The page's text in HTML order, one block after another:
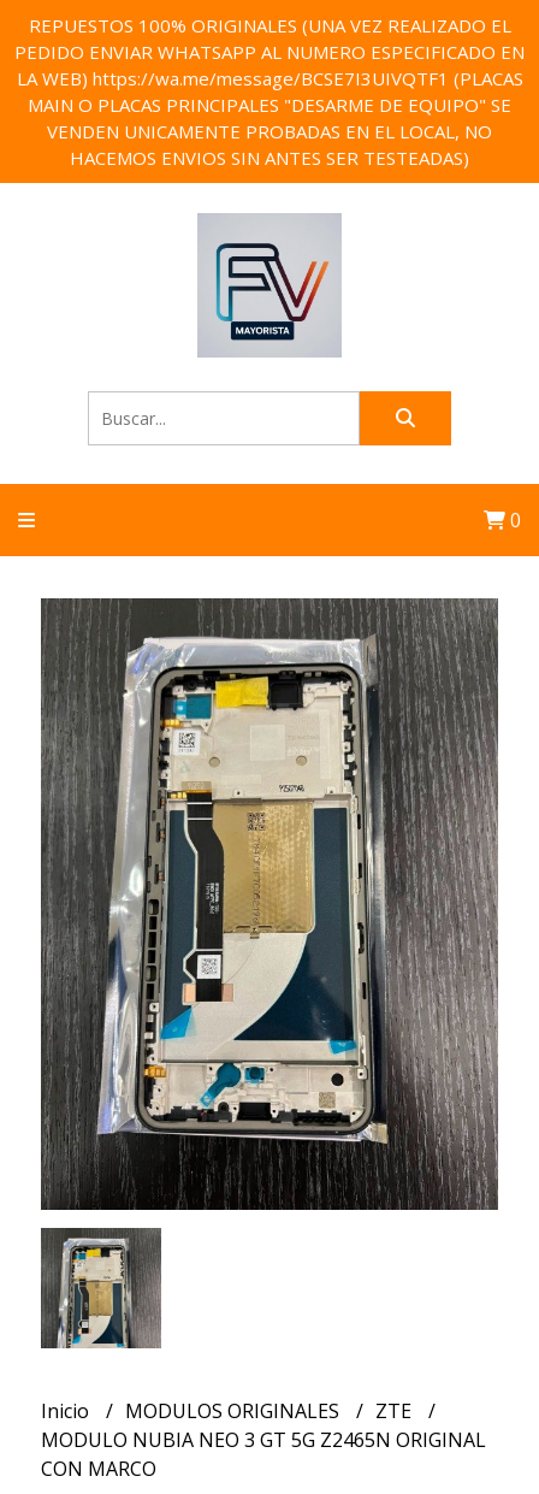
REPUESTOS 100% ORIGINALES (UNA VEZ REALIZADO EL
PEDIDO ENVIAR WHATSAPP AL NUMERO ESPECIFICADO EN
LA WEB) https://wa.me/message/BCSE7I3UIVQTF1 (PLACAS
MAIN O PLACAS PRINCIPALES "DESARME DE EQUIPO" SE
VENDEN UNICAMENTE PROBADAS EN EL LOCAL, NO
HACEMOS ENVIOS SIN ANTES SER TESTEADAS)
0
Inicio MODULOS ORIGINALES
ZTE
MODULO NUBIA NEO 3 GT 5G Z2465N ORIGINAL
CON MARCO